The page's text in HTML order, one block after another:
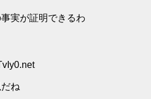
実が証明できるわ
ね